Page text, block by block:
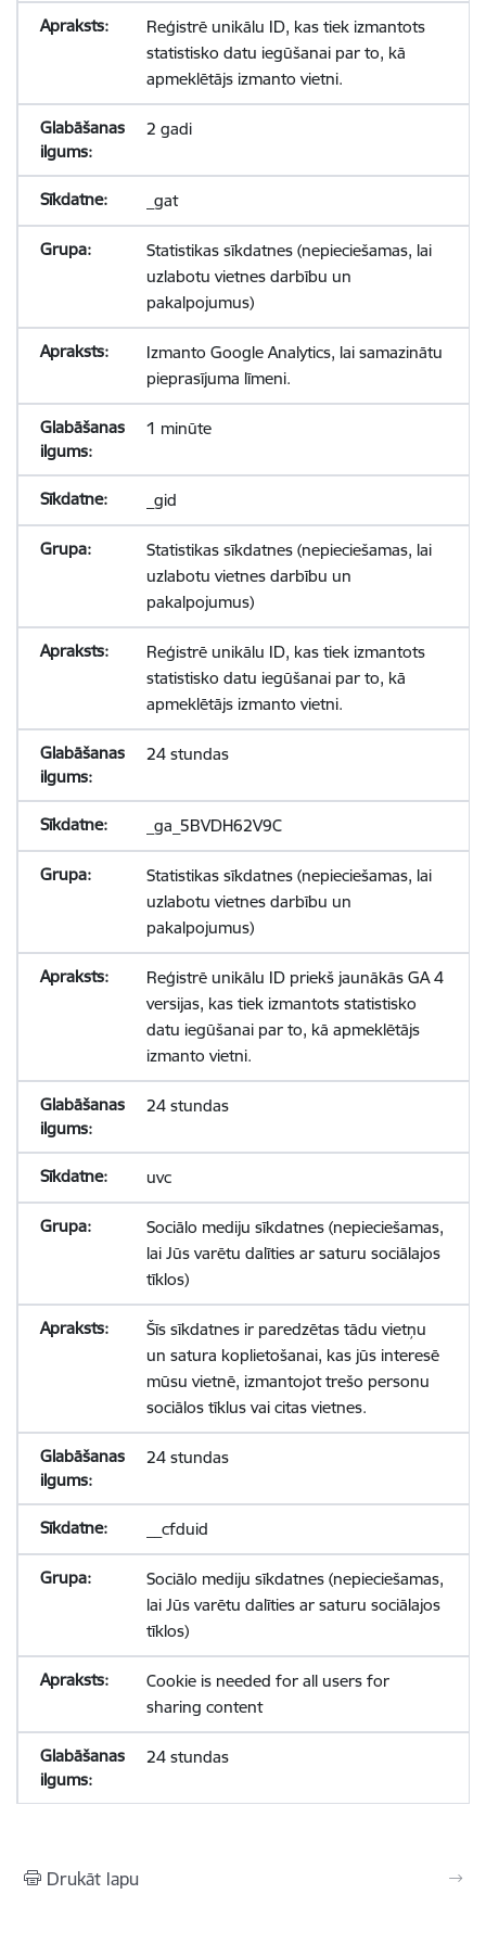
Reģistrē unikālu ID, kas tiek izmantots
statistisko datu iegūšanai par to, kā
apmeklētājs izmanto vietni.
2 gadi
_gat
Statistikas sīkdatnes (nepieciešamas, lai
uzlabotu vietnes darbību un
pakalpojumus)
Izmanto Google Analytics, lai samazinātu
pieprasījuma līmeni.
1 minūte
_gid
Statistikas sīkdatnes (nepieciešamas, lai
uzlabotu vietnes darbību un
pakalpojumus)
Reģistrē unikālu ID, kas tiek izmantots
statistisko datu iegūšanai par to, kā
apmeklētājs izmanto vietni.
24 stundas
_ga_5BVDH62V9C
Statistikas sīkdatnes (nepieciešamas, lai
uzlabotu vietnes darbību un
pakalpojumus)
Reģistrē unikālu ID priekš jaunākās GA 4
versijas, kas tiek izmantots statistisko
datu iegūšanai par to, kā apmeklētājs
izmanto vietni.
24 stundas
uvc
Sociālo mediju sīkdatnes (nepieciešamas,
lai Jūs varētu dalīties ar saturu sociālajos
tīklos)
Šīs sīkdatnes ir paredzētas tādu vietņu
un satura koplietošanai, kas jūs interesē
mūsu vietnē, izmantojot trešo personu
sociālos tīklus vai citas vietnes.
24 stundas
__cfduid
Sociālo mediju sīkdatnes (nepieciešamas,
lai Jūs varētu dalīties ar saturu sociālajos
tīklos)
Cookie is needed for all users for
sharing content
24 stundas
Drukāt lapu